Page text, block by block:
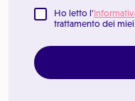
Ho letto l'
trattamento dei